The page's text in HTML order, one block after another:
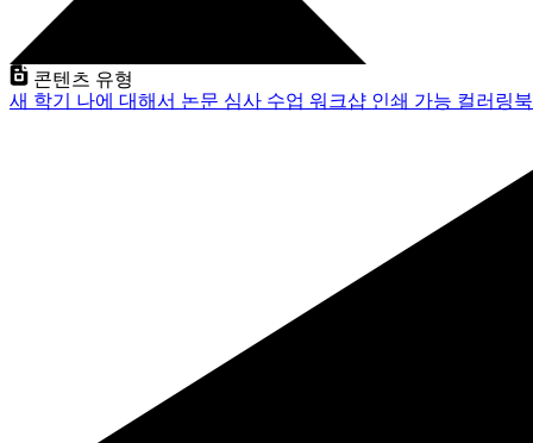
콘텐츠 유형
새 학기 나에 대해서 논문 심사 수업 워크샵 인쇄 가능 컬러링북